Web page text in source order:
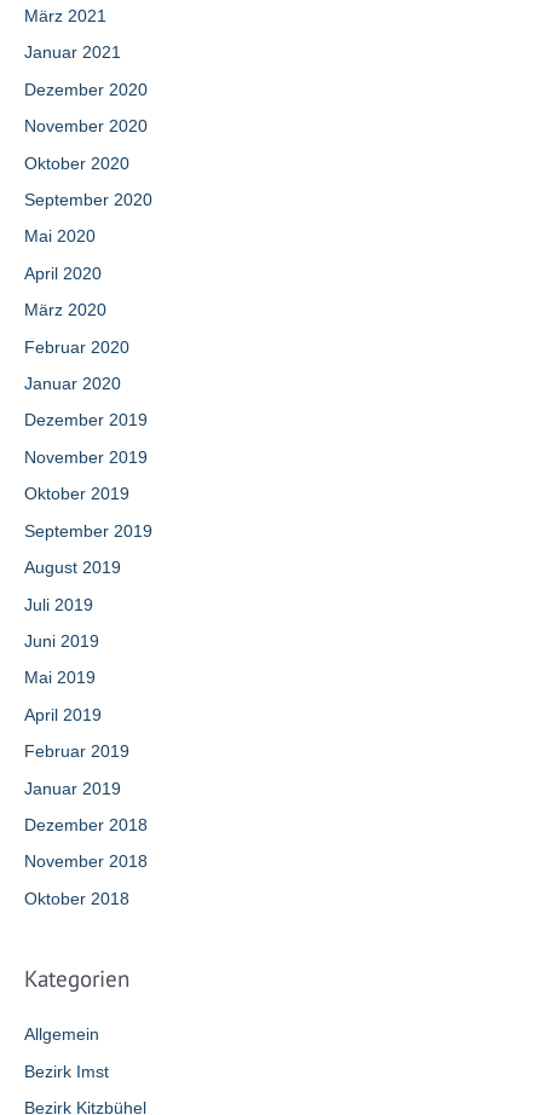
März 2021
Januar 2021
Dezember 2020
November 2020
Oktober 2020
September 2020
Mai 2020
April 2020
März 2020
Februar 2020
Januar 2020
Dezember 2019
November 2019
Oktober 2019
September 2019
August 2019
Juli 2019
Juni 2019
Mai 2019
April 2019
Februar 2019
Januar 2019
Dezember 2018
November 2018
Oktober 2018
Kategorien
Allgemein
Bezirk Imst
Bezirk Kitzbühel